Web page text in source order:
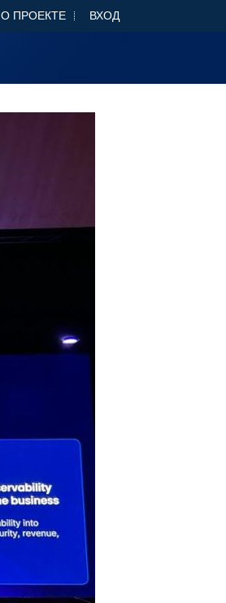
О ПРОЕКТЕ ВХОД